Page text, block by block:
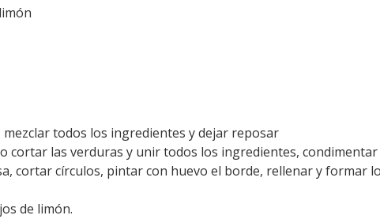
mezclar todos los ingredientes y dejar reposar
cortar las verduras y unir todos los ingredientes,
cortar círculos, pintar con huevo el borde, rellenar y formar
de limón.